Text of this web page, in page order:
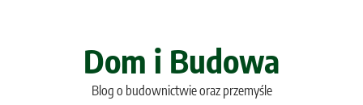
Dom i Budowa
Blog o budownictwie oraz przemyśle